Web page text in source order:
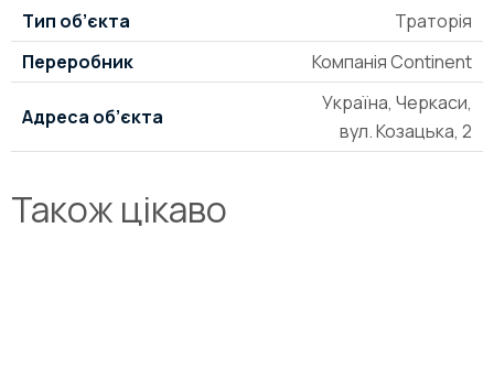
Тип об’єкта
Траторія
Переробник
Компанія Continent
Адреса об’єкта
Україна, Черкаси,
вул. Козацька, 2
Також цікаво